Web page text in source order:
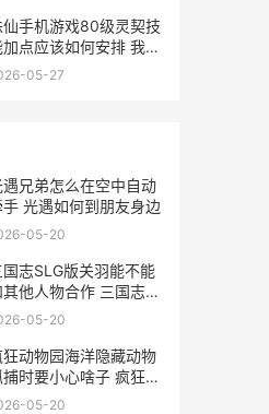
仙手机游戏80级灵契技
加点应该如何安排 我想
诛仙手游
05-27
遇兄弟怎么在空中自动
手 光遇如何到朋友身边
05-20
国志SLG版关羽能不能
他人物合作 三国志关
么样05-20
狂动物园海洋隐藏动物
时要小心啥子 疯狂动
园海洋版
05-20